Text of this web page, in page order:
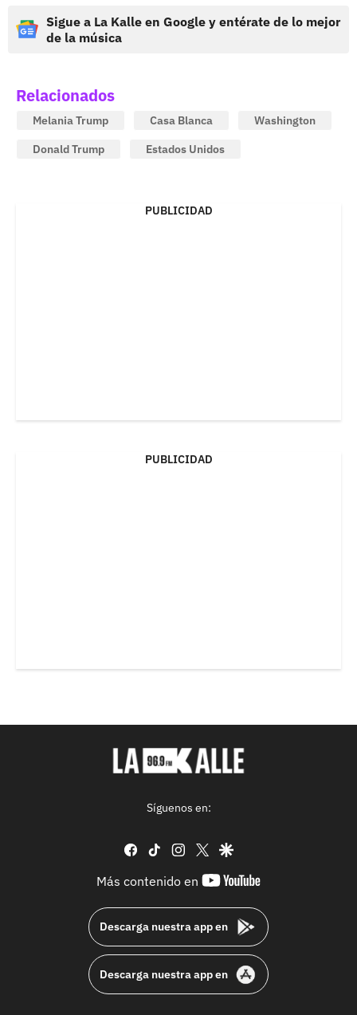
Sigue a La Kalle en Google y entérate de lo mejor
de la música
Relacionados
Melania Trump Casa Blanca
Washington
Donald Trump
Estados Unidos
PUBLICIDAD
PUBLICIDAD
Síguenos en:
facebook
tiktok instagram
twittergoogle
Más contenido en
youtube-
Descarga nuestra app en
Descarga nuestra app en